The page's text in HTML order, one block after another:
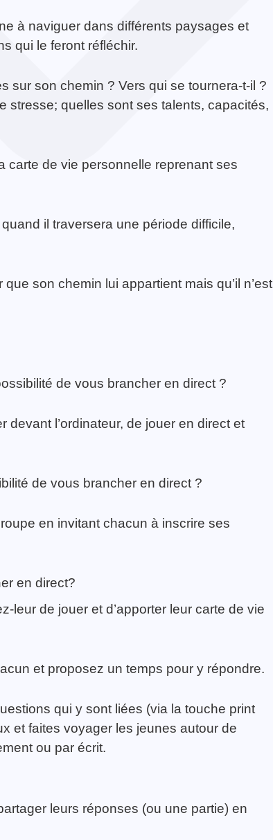
à naviguer dans différents paysages et
qui le feront réfléchir.
sur son chemin ? Vers qui se tournera-t-il ?
stresse; quelles sont ses talents, capacités,
carte de vie personnelle reprenant ses
il traversera une période difficile,
son chemin lui appartient mais qu’il n’est
de vous brancher en direct ?
devant l’ordinateur, de jouer en direct et
de vous brancher en direct ?
en invitant chacun à inscrire ses
en direct?
leur de jouer et d’apporter leur carte de vie
et proposez un temps pour y répondre.
qui y sont liées (via la touche print
et faites voyager les jeunes autour de
ou par écrit.
leurs réponses (ou une partie) en